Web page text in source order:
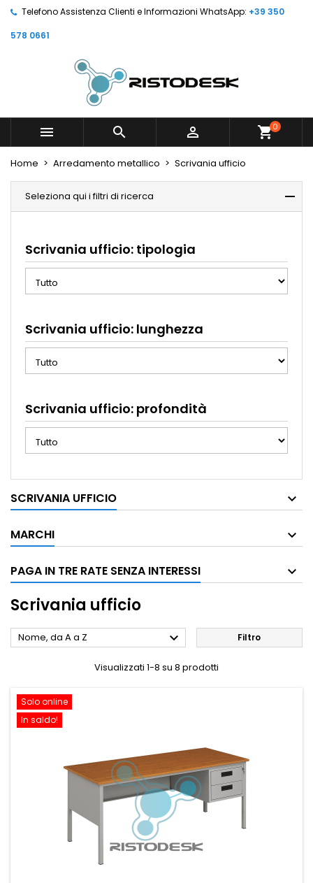
Telefono Assistenza Clienti e Informazioni WhatsApp: +39 350
578 0661
   shopping_cart0
Home Arredamento metallico Scrivania ufficio
Seleziona qui i filtri di ricerca
Scrivania ufficio: tipologia
Scrivania ufficio: lunghezza
Scrivania ufficio: profondità
SCRIVANIA UFFICIO
MARCHI
PAGA IN TRE RATE SENZA INTERESSI
Scrivania ufficio
Nome, da A a Z  Filtro
Visualizzati 1-8 su 8 prodotti
Solo online
In saldo!